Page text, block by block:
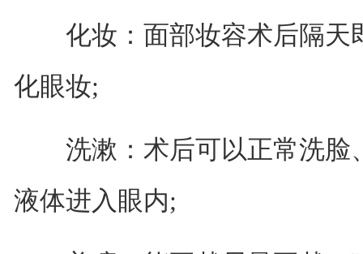
化妆：面部妆容术后隔天
化眼妆;
洗漱：术后可以正常洗脸
液体进入眼内;